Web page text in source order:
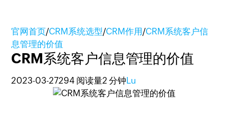
官网首页/CRM系统选型/CRM作用/CRM系统客户信
息管理的价值
CRM系统客户信息管理的价值
2023-03-27294 阅读量2 分钟 Lu